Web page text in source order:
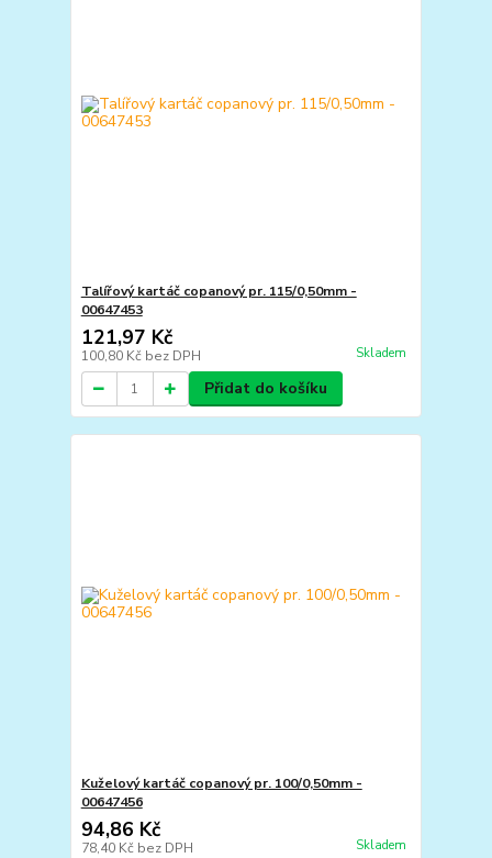
Talířový kartáč copanový pr. 115/0,50mm -
00647453
121,97 Kč
100,80 Kč bez DPH Skladem
Přidat do košíku
Kuželový kartáč copanový pr. 100/0,50mm -
00647456
94,86 Kč
78,40 Kč bez DPH Skladem